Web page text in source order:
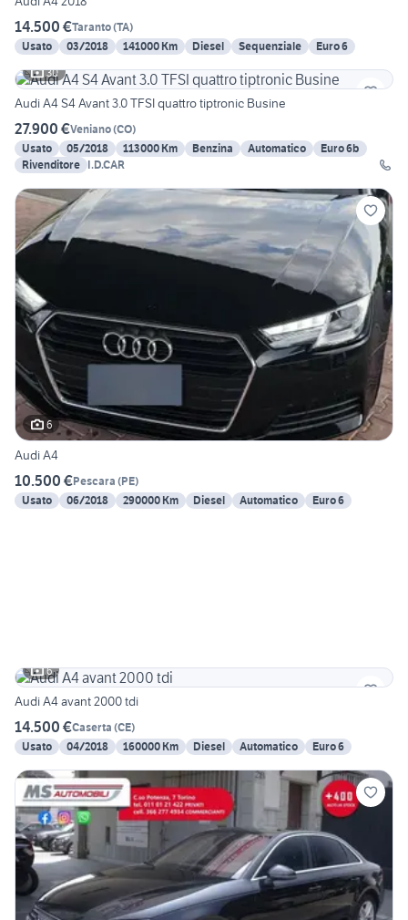
14.500 €Taranto(TA)
Usato
03/2018 141000 Km Diesel Sequenziale
Euro 6
30
Audi A4 S4 Avant 3.0 TFSI quattro tiptronic Busine
27.900 €Veniano(CO)
Usato
05/2018 113000 Km Benzina Automatico
Euro 6b
Rivenditore I.D.CAR
6
Audi A4
10.500 €Pescara (PE)
Usato
06/2018 290000 Km Diesel Automatico Euro 6
6
Audi A4 avant 2000 tdi
14.500 €Caserta (CE)
Usato
04/2018 160000 Km Diesel Automatico Euro 6